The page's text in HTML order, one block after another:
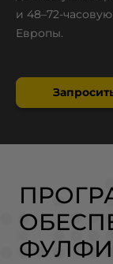
и 48–72-
Европы.